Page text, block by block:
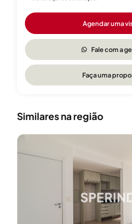
para tomar um café, uma cerveja ou
mais famosos em Porto Alegre,
e universitários, já que ?ca perto da
tudo pela proximidade aos vários
universidades, shoppings, hospitais,
Redenção ao lado para viver ao ar
garantidos.
Agendar uma
Fale com a
Faça uma
Similares na região